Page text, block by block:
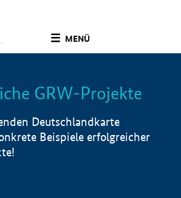
MENÜ
Info
GRW-Projekte
Deutschlandkarte
Beispiele erfolgreicher